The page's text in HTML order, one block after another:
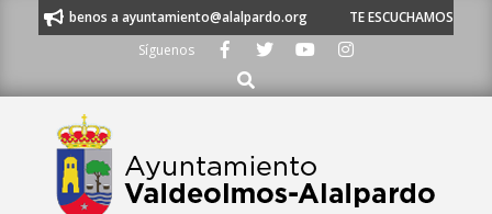
53 o escríbenos a ayuntamiento@alalpardo.org
TE ESCUCHAMOS -
Síguenos
Buscar